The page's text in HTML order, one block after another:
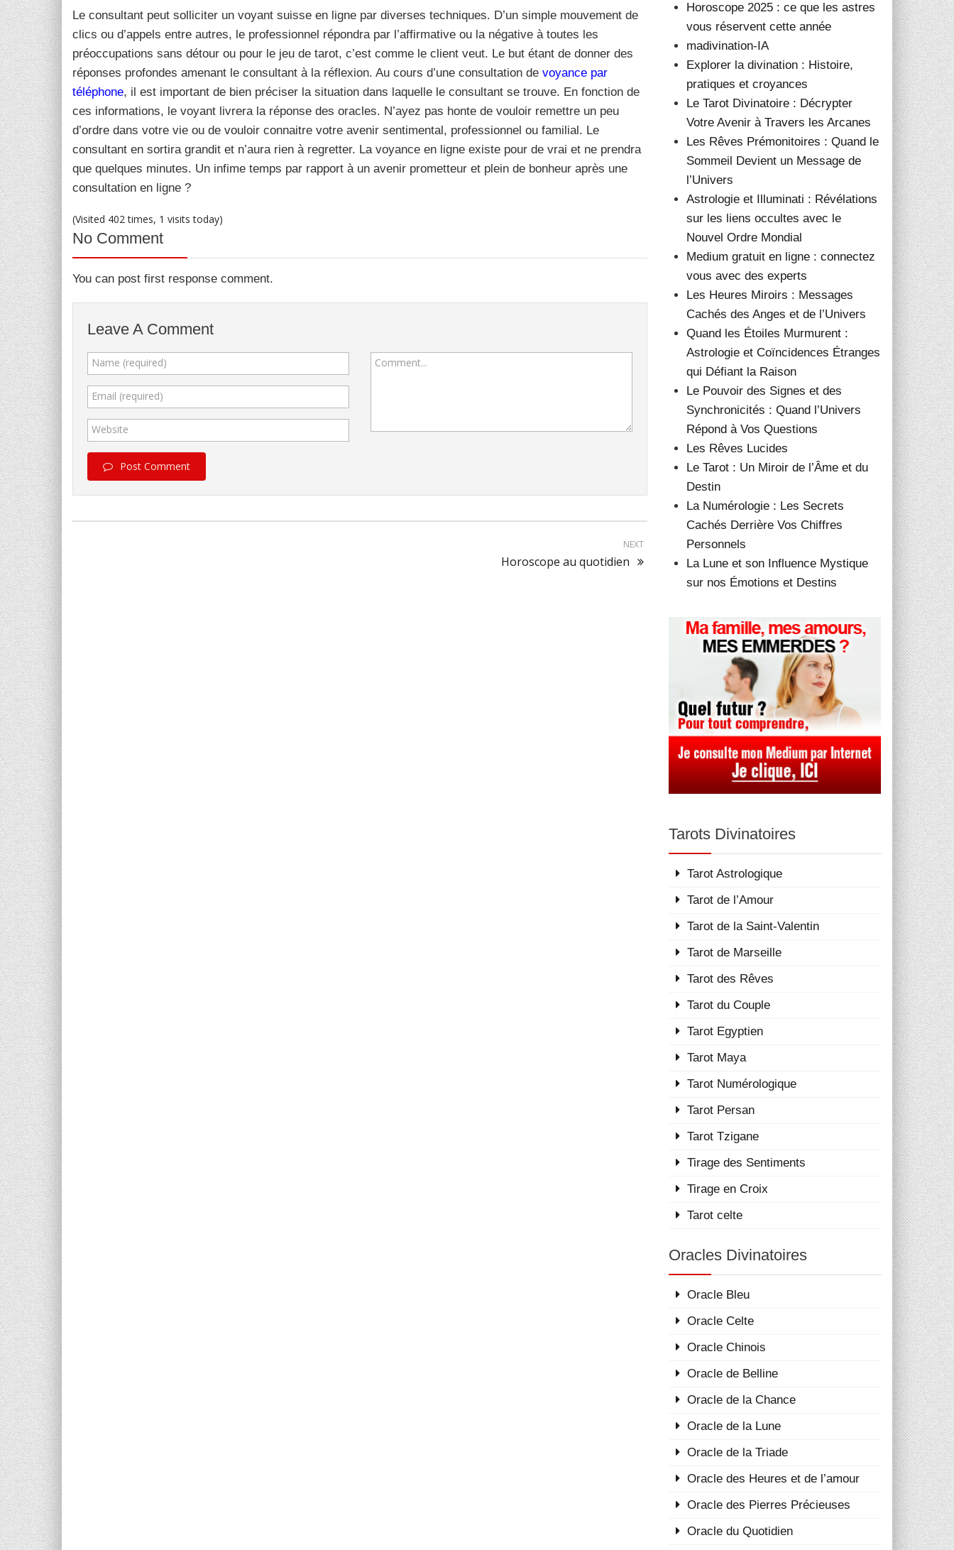
Le consultant peut solliciter un voyant suisse en ligne par diverses techniques. D’un simple mouvement de
clics ou d’appels entre autres, le professionnel répondra par l’affirmative ou la négative à toutes les
préoccupations sans détour ou pour le jeu de tarot, c’est comme le client veut. Le but étant de donner des
réponses profondes amenant le consultant à la réflexion. Au cours d’une consultation de voyance par
téléphone, il est important de bien préciser la situation dans laquelle le consultant se trouve. En fonction de
ces informations, le voyant livrera la réponse des oracles. N’ayez pas honte de vouloir remettre un peu
d’ordre dans votre vie ou de vouloir connaitre votre avenir sentimental, professionnel ou familial. Le
consultant en sortira grandit et n’aura rien à regretter. La voyance en ligne existe pour de vrai et ne prendra
que quelques minutes. Un infime temps par rapport à un avenir prometteur et plein de bonheur après une
consultation en ligne ?
(Visited 402 times, 1 visits today)
No Comment
You can post first response comment.
Leave A Comment
Name (required)
Email (required)
Website
Comment...
Post Comment
NEXT
Horoscope au quotidien
Horoscope 2025 : ce que les astres
vous réservent cette année
madivination-IA
Explorer la divination : Histoire,
pratiques et croyances
Le Tarot Divinatoire : Décrypter
Votre Avenir à Travers les Arcanes
Les Rêves Prémonitoires : Quand le
Sommeil Devient un Message de
l’Univers
Astrologie et Illuminati : Révélations
sur les liens occultes avec le
Nouvel Ordre Mondial
Medium gratuit en ligne : connectez
vous avec des experts
Les Heures Miroirs : Messages
Cachés des Anges et de l’Univers
Quand les Étoiles Murmurent :
Astrologie et Coïncidences Étranges
qui Défiant la Raison
Le Pouvoir des Signes et des
Synchronicités : Quand l’Univers
Répond à Vos Questions
Les Rêves Lucides
Le Tarot : Un Miroir de l’Âme et du
Destin
La Numérologie : Les Secrets
Cachés Derrière Vos Chiffres
Personnels
La Lune et son Influence Mystique
sur nos Émotions et Destins
Tarots Divinatoires
Tarot Astrologique
Tarot de l’Amour
Tarot de la Saint-Valentin
Tarot de Marseille
Tarot des Rêves
Tarot du Couple
Tarot Egyptien
Tarot Maya
Tarot Numérologique
Tarot Persan
Tarot Tzigane
Tirage des Sentiments
Tirage en Croix
Tarot celte
Oracles Divinatoires
Oracle Bleu
Oracle Celte
Oracle Chinois
Oracle de Belline
Oracle de la Chance
Oracle de la Lune
Oracle de la Triade
Oracle des Heures et de l’amour
Oracle des Pierres Précieuses
Oracle du Quotidien